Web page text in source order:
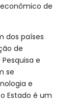
de
dos países
de
e
se
e
Estado é um